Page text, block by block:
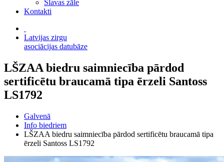
Slavas zāle
Kontakti
Latvijas zirgu
asociācijas datubāze
LŠZAA biedru saimniecība pārdod
sertificētu braucamā tipa ērzeli Santoss
LS1792
Galvenā
Info biedriem
LŠZAA biedru saimniecība pārdod sertificētu braucamā tipa
ērzeli Santoss LS1792